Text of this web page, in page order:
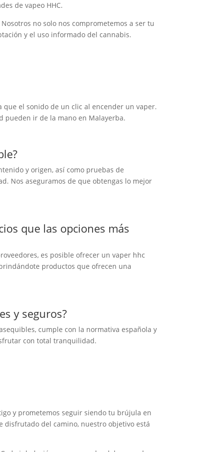
de vapeo HHC.
no solo nos comprometemos a ser tu
y el uso informado del cannabis.
el sonido de un clic al encender un vaper.
pueden ir de la mano en Malayerba.
y origen, así como pruebas de
Nos aseguramos de que obtengas lo mejor
que las opciones más
es posible ofrecer un vaper hhc
productos que ofrecen una
y seguros?
cumple con la normativa española y
con total tranquilidad.
y prometemos seguir siendo tu brújula en
disfrutado del camino, nuestro objetivo está